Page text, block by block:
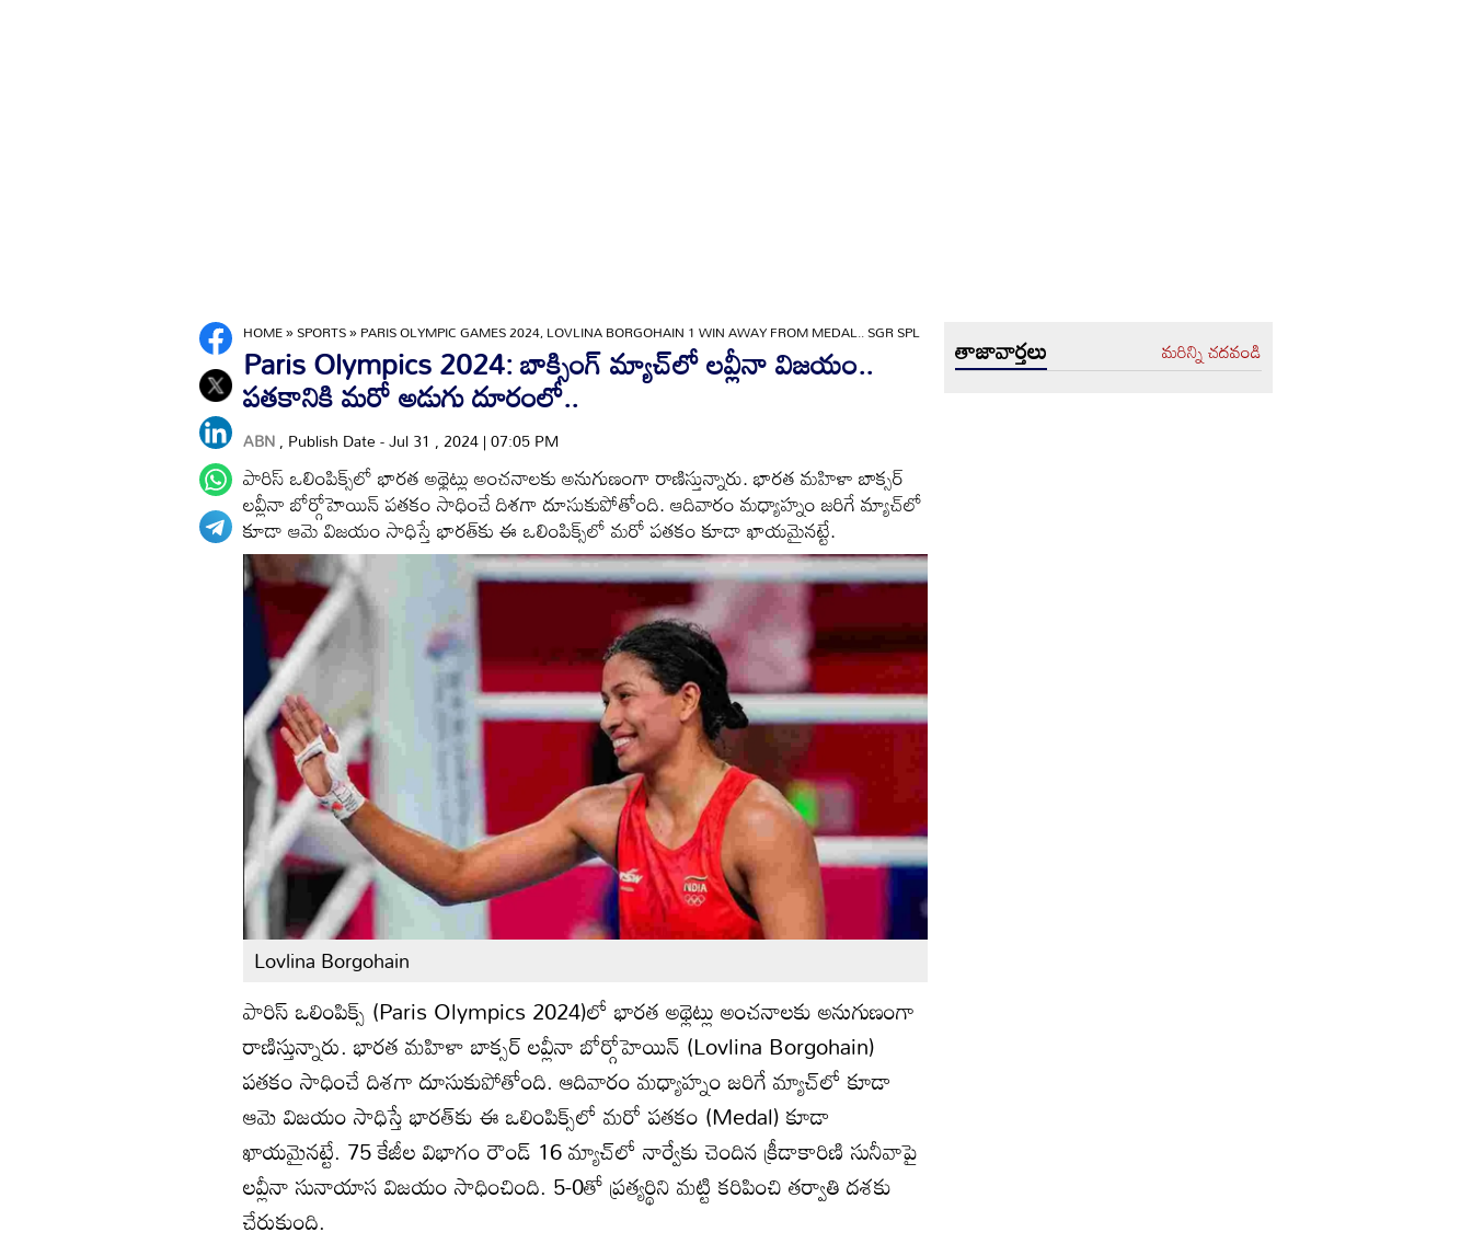
HOME»SPORTS»PARIS OLYMPIC GAMES 2024, LOVLINA BORGOHAIN 1 WIN AWAY FROM MEDAL.. SGR SPL
Paris Olympics 2024: బాక్సింగ్ మ్యాచ్‌లో లవ్లీనా విజయం..
పతకానికి మరో అడుగు దూరంలో..
ABN, Publish Date - Jul 31 , 2024 | 07:05 PM
పారిస్ ఒలింపిక్స్‌లో భారత అథ్లెట్లు అంచనాలకు అనుగుణంగా రాణిస్తున్నారు. భారత మహిళా బాక్సర్
లవ్లీనా బోర్గోహెయిన్ పతకం సాధించే దిశగా దూసుకుపోతోంది. ఆదివారం మధ్యాహ్నం జరిగే మ్యాచ్‌లో
కూడా ఆమె విజయం సాధిస్తే భారత్‌కు ఈ ఒలింపిక్స్‌లో మరో పతకం కూడా ఖాయమైనట్టే.
Lovlina Borgohain
పారిస్ ఒలింపిక్స్‌ (Paris Olympics 2024)లో భారత అథ్లెట్లు అంచనాలకు అనుగుణంగా
రాణిస్తున్నారు. భారత మహిళా బాక్సర్ లవ్లీనా బోర్గోహెయిన్ (Lovlina Borgohain)
పతకం సాధించే దిశగా దూసుకుపోతోంది. ఆదివారం మధ్యాహ్నం జరిగే మ్యాచ్‌లో కూడా
ఆమె విజయం సాధిస్తే భారత్‌కు ఈ ఒలింపిక్స్‌లో మరో పతకం (Medal) కూడా
ఖాయమైనట్టే. 75 కేజీల విభాగం రౌండ్ 16 మ్యాచ్‌లో నార్వేకు చెందిన క్రీడాకారిణి సునీవాపై
లవ్లీనా సునాయాస విజయం సాధించింది. 5-0తో ప్రత్యర్థిని మట్టి కరిపించి తర్వాతి దశకు
చేరుకుంది.
తాజావార్తలు మరిన్ని చదవండి